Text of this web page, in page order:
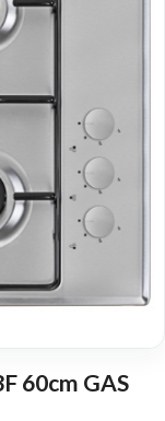
60cm GAS